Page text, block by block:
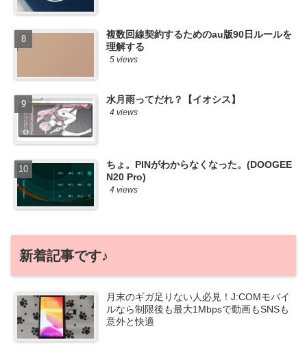
複数回線契約するためのau版90日ルールを
理解する
5 views
水月雨ってだれ？【イオシス】
4 views
ちょ。PINがわからなくなった。(DOOGEE
N20 Pro)
4 views
新着記事です♪
月末のギガ足りない人必見！J:COMモバイ
ルなら制限後も最大1Mbpsで動画もSNSも
意外と快適